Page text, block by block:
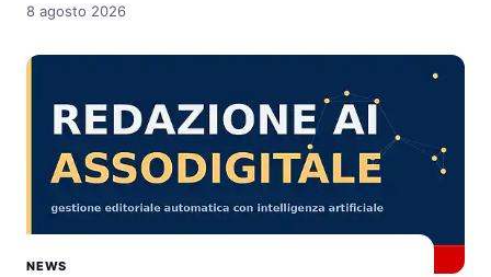
8 agosto 2026
NEWS